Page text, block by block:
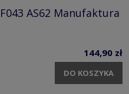
AS62 Manufaktura
144,90 zł
DO KOSZYKA